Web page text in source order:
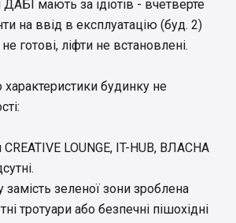
ДАБІ мають за ідіотів - вчетверте
на ввід в експлуатацію (буд. 2)
готові, ліфти не встановлені.
будинку не
CREATIVE LOUNGE, IT-HUB, ВЛАСНА
зеленої зони зроблена
тротуари або безпечні пішохідні